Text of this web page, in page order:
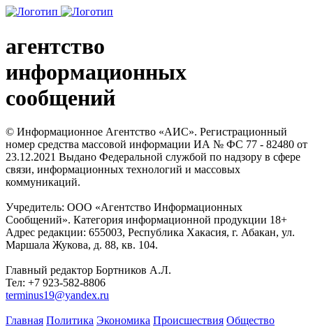
агентство
информационных
сообщений
© Информационное Агентство «АИС». Регистрационный
номер средства массовой информации ИА № ФС 77 - 82480 от
23.12.2021 Выдано Федеральной службой по надзору в сфере
связи, информационных технологий и массовых
коммуникаций.
Учредитель: ООО «Агентство Информационных
Сообщений». Категория информационной продукции 18+
Адрес редакции: 655003, Республика Хакасия, г. Абакан, ул.
Маршала Жукова, д. 88, кв. 104.
Главный редактор Бортников А.Л.
Тел: +7 923-582-8806
terminus19@yandex.ru
Главная Политика Экономика Происшествия Общество